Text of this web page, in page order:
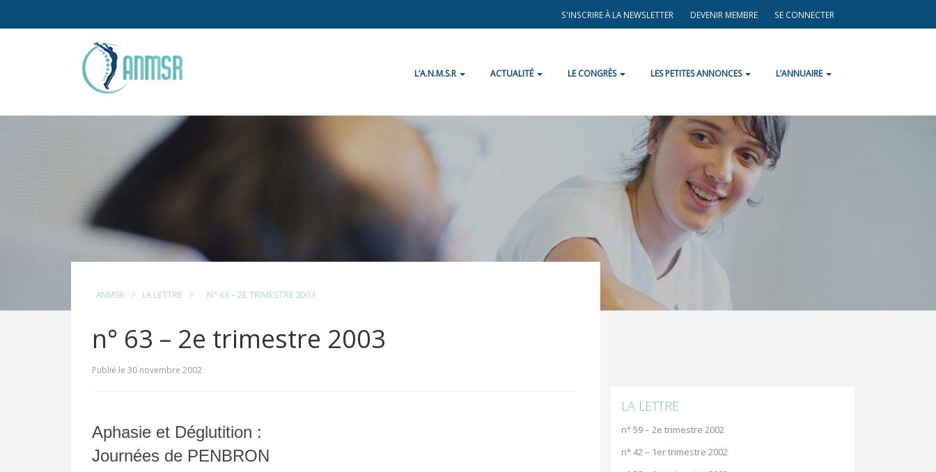
S'INSCRIRE À LA NEWSLETTER DEVENIR MEMBRE SE CONNECTER
L’A.N.M.S.R ACTUALITÉ LE CONGRÈS LES PETITES ANNONCES L’ANNUAIRE
ANMSR > LA LETTRE > N° 63 – 2E TRIMESTRE 2003
n° 63 – 2e trimestre 2003
Publié le 30 novembre 2002
Aphasie et Déglutition :
Journées de PENBRON
LA LETTRE
n° 59 – 2e trimestre 2002
n° 42 – 1er trimestre 2002